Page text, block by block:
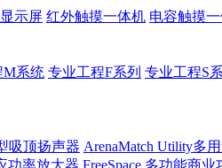
示屏 红外触摸一体机 电容触摸
M系统 专业工程F系列 专业工程S
吸顶扬声器 ArenaMatch Utility多
功率放大器 FreeSpace 多功能商